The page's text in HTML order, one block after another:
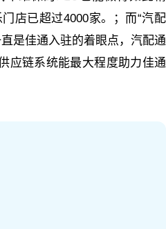
店已超过4000家。；而“汽配
是佳通入驻的着眼点，汽配通
应链系统能最大程度助力佳通